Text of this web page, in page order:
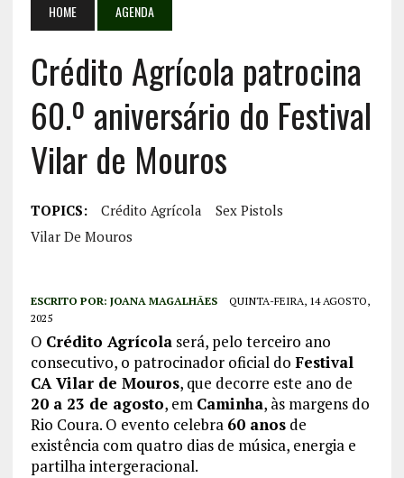
HOME AGENDA
Crédito Agrícola patrocina
60.º aniversário do Festival
Vilar de Mouros
TOPICS: Crédito Agrícola
Sex Pistols
Vilar De Mouros
ESCRITO POR: JOANA MAGALHÃES
QUINTA-FEIRA, 14 AGOSTO,
2025
O Crédito Agrícolaserá, pelo terceiro ano
consecutivo, o patrocinador oficial do Festival
CA Vilar de Mouros, que decorre este ano de
20 a 23 de agosto, em Caminha, às margens do
Rio Coura. O evento celebra 60 anosde
existência com quatro dias de música, energia e
partilha intergeracional.